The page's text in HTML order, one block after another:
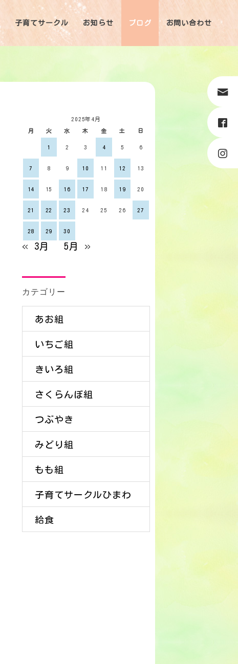
子育てサークル お知らせ ブログ お問い合わせ
2025年4月
月 火 水 木 金 土 日
1 2 3 4 5 6
7 8 9 10 11 12 13
14 15 16 17 18 19 20
21 22 23 24 25 26 27
28 29 30
« 3月 5月 »
カテゴリー
あお組
いちご組
きいろ組
さくらんぼ組
つぶやき
みどり組
もも組
子育てサークルひまわ
り
給食